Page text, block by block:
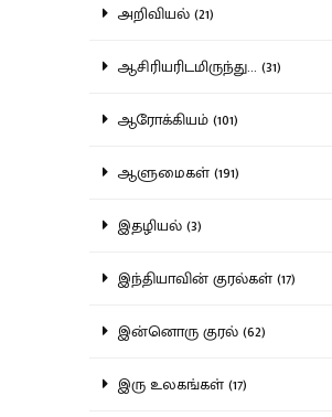
அறிவியல் (21)
ஆசிரியரிடமிருந்து... (31)
ஆரோக்கியம் (101)
ஆளுமைகள் (191)
இதழியல் (3)
இந்தியாவின் குரல்கள் (17)
இன்னொரு குரல் (62)
இரு உலகங்கள் (17)